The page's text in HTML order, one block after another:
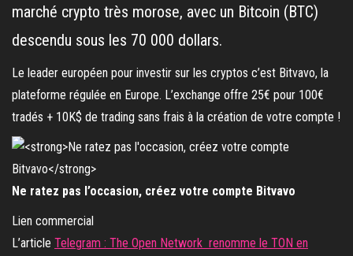
marché crypto très morose, avec un Bitcoin (BTC)
descendu sous les 70 000 dollars.
Le leader européen pour investir sur les cryptos c’est Bitvavo, la
plateforme régulée en Europe. L’exchange offre 25€ pour 100€
tradés + 10K$ de trading sans frais à la création de votre compte !
Ne ratez pas l’occasion, créez votre compte Bitvavo
Lien commercial
L’article Telegram : The Open Network renomme le TON en